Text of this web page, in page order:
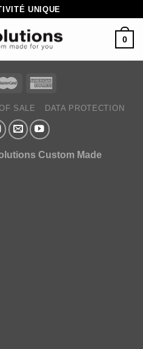
UNIQUE
0
SALE DATA PROTECTION
Custom Made